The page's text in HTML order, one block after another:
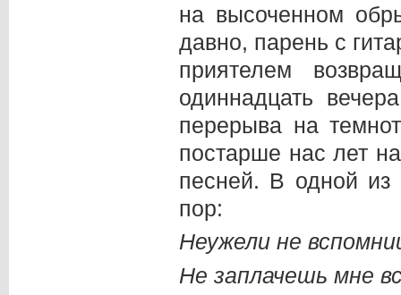
на высоченном
давно, парень с
приятелем
одиннадцать
перерыва на
постарше нас лет
песней. В одной
пор:
Неужели не
Не заплачешь мне